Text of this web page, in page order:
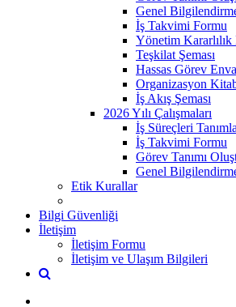
Genel
İş Takvimi Formu
Yönetim Kararlılık
Teşkilat Şeması
Hassas Görev
Organizasyon
İş Akış Şeması
2026 Yılı Çalışmaları
İş Süreçleri
İş Takvimi Formu
Görev Tanımı
Genel
Etik Kurallar
Bilgi Güvenliği
İletişim
İletişim Formu
İletişim ve Ulaşım Bilgileri